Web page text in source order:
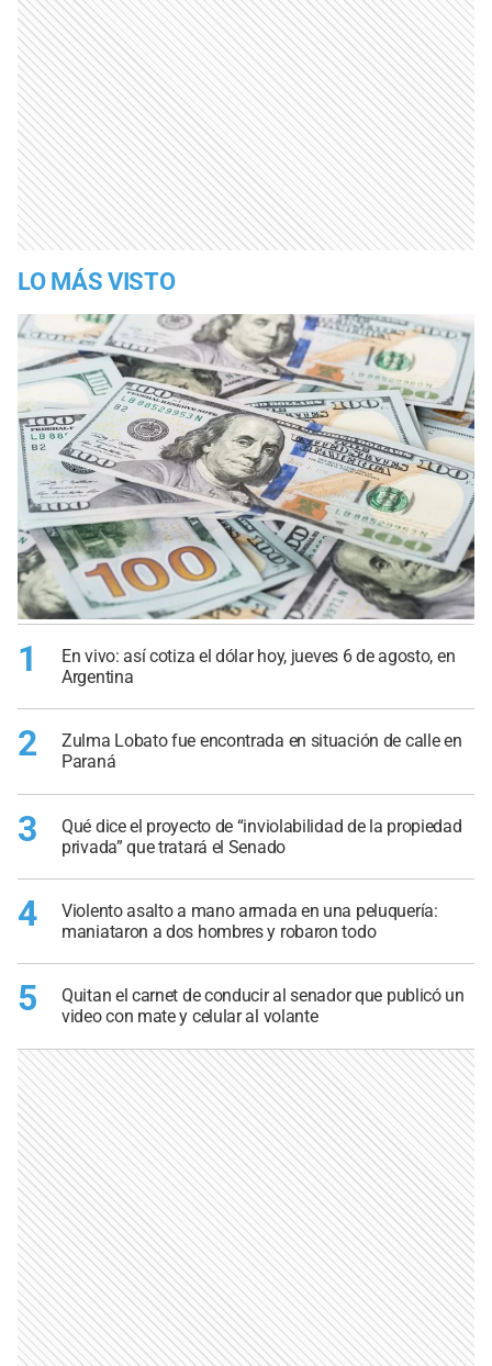
LO MÁS VISTO
1
En vivo: así cotiza el dólar hoy, jueves 6 de agosto, en
Argentina
2
Zulma Lobato fue encontrada en situación de calle en
Paraná
3
Qué dice el proyecto de “inviolabilidad de la propiedad
privada” que tratará el Senado
4
Violento asalto a mano armada en una peluquería:
maniataron a dos hombres y robaron todo
5
Quitan el carnet de conducir al senador que publicó un
video con mate y celular al volante